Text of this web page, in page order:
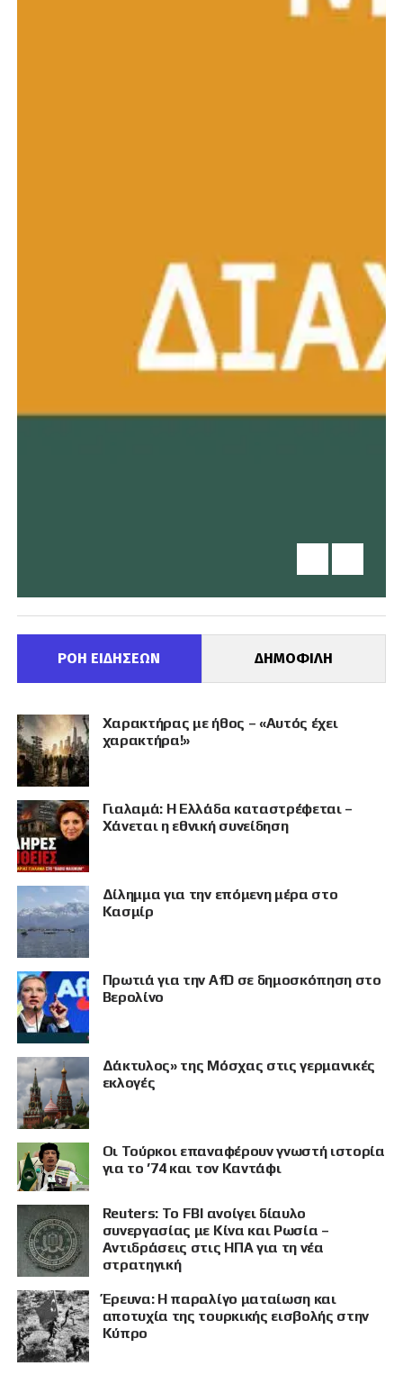
ΠΡΟΒΟΛΗ
ΡΟΗ ΕΙΔΗΣΕΩΝ ΔΗΜΟΦΙΛΗ
Χαρακτήρας με ήθος – «Αυτός έχει
χαρακτήρα!»
Γιαλαμά: Η Ελλάδα καταστρέφεται –
Χάνεται η εθνική συνείδηση
Δίλημμα για την επόμενη μέρα στο
Κασμίρ
Πρωτιά για την AfD σε δημοσκόπηση στο
Βερολίνο
Δάκτυλος» της Μόσχας στις γερμανικές
εκλογές
Οι Τούρκοι επαναφέρουν γνωστή ιστορία
για το ’74 και τον Καντάφι
Reuters: Το FBI ανοίγει δίαυλο
συνεργασίας με Κίνα και Ρωσία –
Αντιδράσεις στις ΗΠΑ για τη νέα
στρατηγική
Έρευνα: Η παραλίγο ματαίωση και
αποτυχία της τουρκικής εισβολής στην
Κύπρο